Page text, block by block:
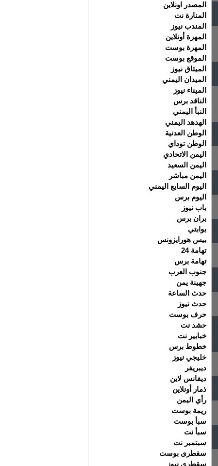
المصدر اونلاين
المنارة نت
المندب نيوز
المهرة أونلاين
المهرة بوست
الموقع بوست
الميثاق نيوز
الميدان اليمني
الميناء نيوز
الناقد برس
النبأ اليمني
الهدهد اليمني
الوطن العدنية
الوطن توداي
اليمن الاتحادي
اليمن السعيد
اليمن مباشر
اليوم السابع اليمني
اليوم برس
باب نيوز
بران برس
بوابتي
بيس هورايزونس
تهامة 24
تهامة برس
جنوب العرب
جهينة يمن
حدث الساعة
حدث نيوز
حرف بوست
حشد نت
خبابير نت
خطوط برس
خليجي نيوز
ديبريفر
ديفانس لاين
ذمار أونلاين
رأي اليمن
ريمة بوست
سبأ بوست
سبأ نت
سبتمبر نت
سقطرى بوست
سقطرى نيوز